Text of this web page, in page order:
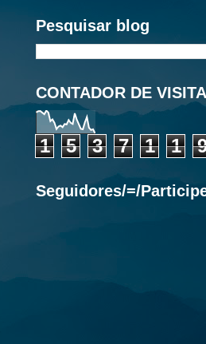
Pesquisar blog
CONTADOR DE
1 5 3 7 1 1
Seguidores/=/